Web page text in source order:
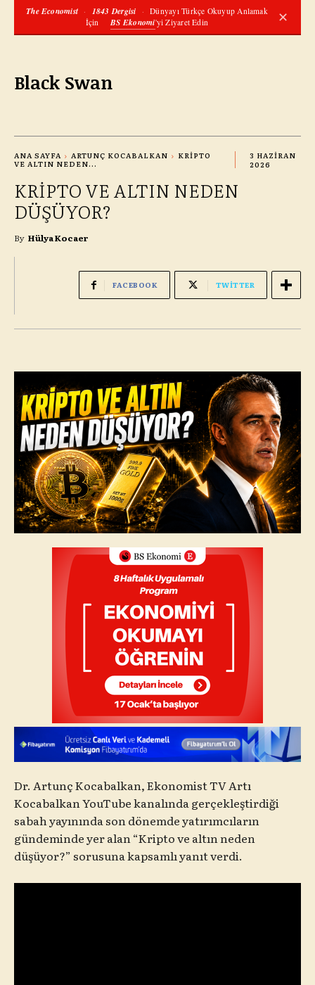
The Economist · 1843 Dergisi ·
Dünyayı Türkçe Okuyup Anlamak
İçin
BS Ekonomi'yi Ziyaret Edin ✕
Black Swan
ANA SAYFA ARTUNÇ KOCABALKAN
KRİPTO
VE ALTIN NEDEN...
3 HAZIRAN
2026
KRİPTO VE ALTIN NEDEN
DÜŞÜYOR?
By Hülya Kocaer
FACEBOOK TWITTER
Dr. Artunç Kocabalkan, Ekonomist TV Artı
Kocabalkan YouTube kanalında gerçekleştirdiği
sabah yayınında son dönemde yatırımcıların
gündeminde yer alan “Kripto ve altın neden
düşüyor?” sorusuna kapsamlı yanıt verdi.